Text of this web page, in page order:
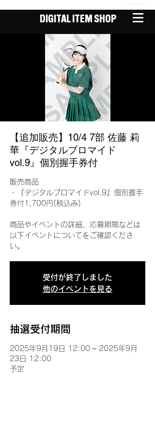
DIGITAL ITEM SHOP
【追加販売】10/4 7部 佐藤 莉
華『デジタルブロマイド
vol.9』個別握手券付
販売商品
・『デジタルブロマイドvol.9』個別握手
券付1,700円(税込み)
商品やイベントの詳細、応募期間などは
以下イベントについてをご確認くださ
い。
受付が終了しました
他のイベントを見る
抽選受付期間
2025年9月19日 12:00 – 2025年9月
23日 12:00
予定